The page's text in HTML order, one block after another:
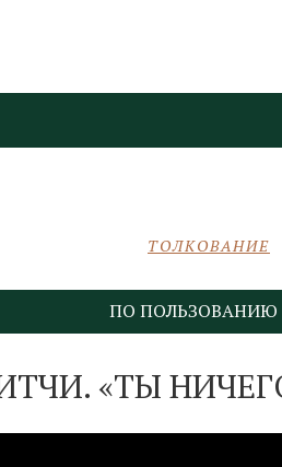
ПО
ТОЛКОВАНИЕ
«ТЫ